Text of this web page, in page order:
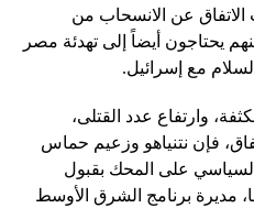
الاتفاق عن الانسحاب من
يحتاجون أيضاً إلى تهدئة مصر
مع إسرائيل.
وارتفاع عدد القتلى،
فإن نتنياهو وزعيم حماس
على المحك بقبول
مديرة برنامج الشرق الأوسط